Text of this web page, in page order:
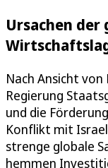
Ursachen der
Nach Ansicht
Regierung
und die
Konflikt mit
strenge globale
hemmen